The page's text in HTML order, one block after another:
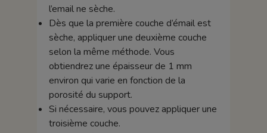
l’email ne sèche.
Dès que la première couche d’émail est
sèche, appliquer une deuxième couche
selon la même méthode. Vous
obtiendrez une épaisseur de 1 mm
environ qui varie en fonction de la
porosité du support.
Si nécessaire, vous pouvez appliquer une
troisième couche.